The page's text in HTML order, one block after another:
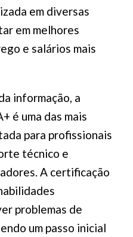
em diversas
em melhores
e salários mais
informação, a
é uma das mais
para profissionais
técnico e
A certificação
problemas de
um passo inicial